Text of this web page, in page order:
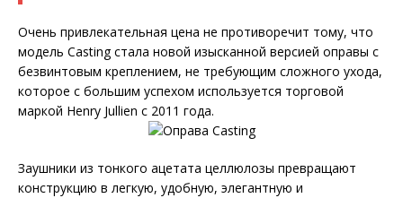
Очень привлекательная цена не противоречит тому, что
модель Casting стала новой изысканной версией оправы с
безвинтовым креплением, не требующим сложного ухода,
которое с большим успехом используется торговой
маркой Henry Jullien с 2011 года.
Заушники из тонкого ацетата целлюлозы превращают
конструкцию в легкую, удобную, элегантную и